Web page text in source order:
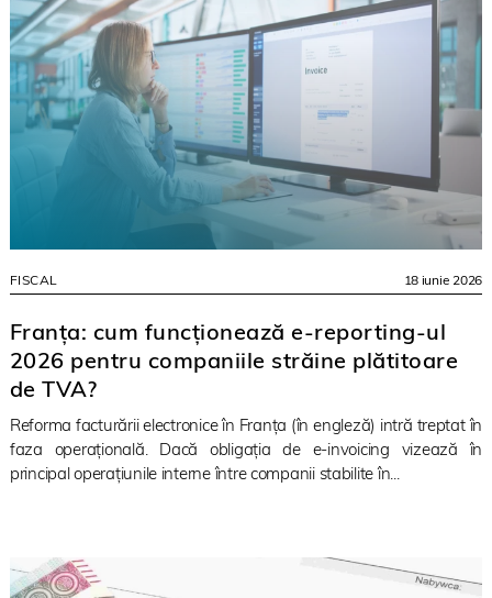
FISCAL 18 iunie 2026
Franța: cum funcționează e-reporting-ul
2026 pentru companiile străine plătitoare
de TVA?
Reforma facturării electronice în Franța (în engleză) intră treptat în
faza operațională. Dacă obligația de e-invoicing vizează în
principal operațiunile interne între companii stabilite în...